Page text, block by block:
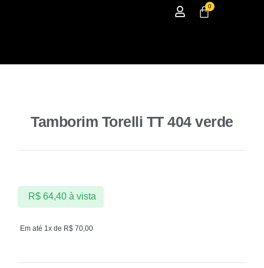
0
Tamborim Torelli TT 404 verde
Em até 1x de R$ 70,00
R$64,40 à vista